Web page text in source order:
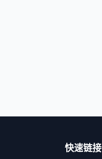
快速链接